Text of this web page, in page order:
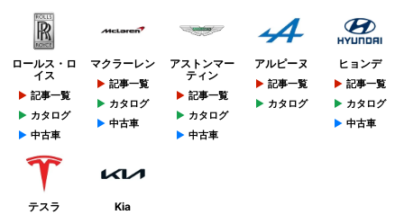
ロールス・ロ
イス
記事一覧
カタログ
中古車
マクラーレン
記事一覧
カタログ
中古車
アストンマー
ティン
記事一覧
カタログ
中古車
アルピーヌ
記事一覧
カタログ
ヒョンデ
記事一覧
カタログ
中古車
テスラ Kia